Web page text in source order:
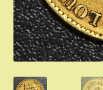
Vous Vendez
Articles Or et Argent
Conditions